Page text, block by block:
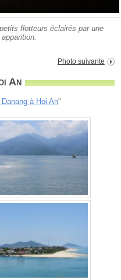
flotteurs éclairés par une
Photo suivante
An
à Hoi An"